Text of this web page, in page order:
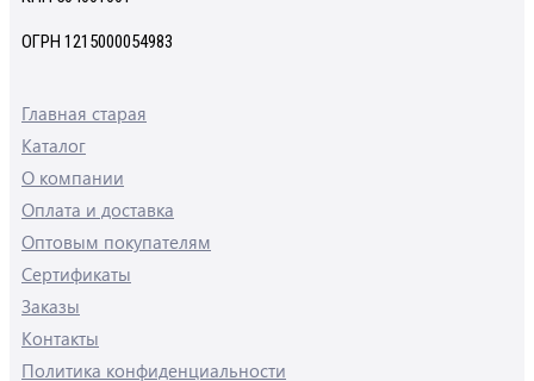
ОГРН 1215000054983
Главная старая
Каталог
О компании
Оплата и доставка
Оптовым покупателям
Сертификаты
Заказы
Контакты
Политика конфиденциальности